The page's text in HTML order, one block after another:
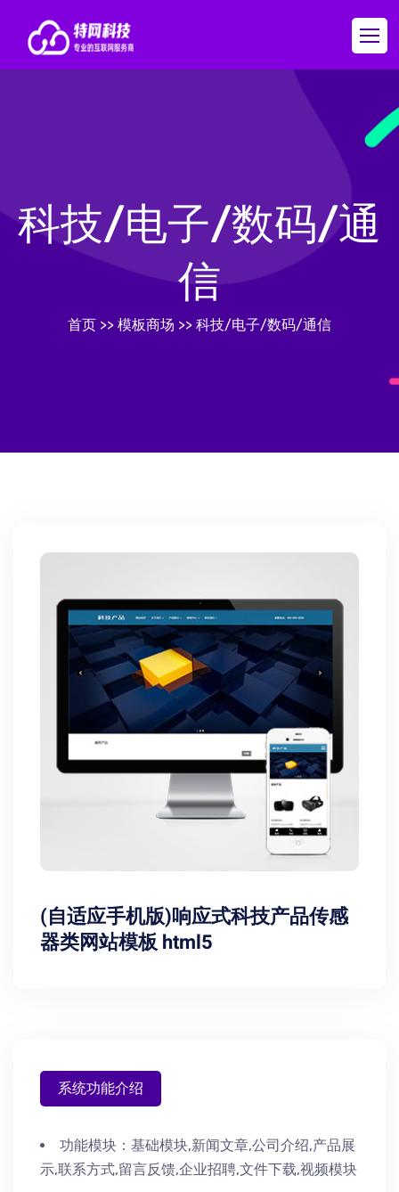
科技/电子/数码/通
信
首页 >> 模板商场 >> 科技/电子/数码/通信
(自适应手机版)响应式科技产品传感
器类网站模板 html5
系统功能介绍
功能模块： 基础模块,新闻文章,公司介绍,产品展
示,联系方式,留言反馈,企业招聘,文件下载,视频模块